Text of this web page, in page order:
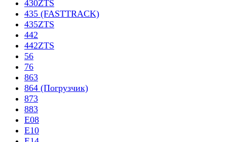
430ZTS
435 (FASTTRACK)
435ZTS
442
442ZTS
56
76
863
864 (Погрузчик)
873
883
E08
E10